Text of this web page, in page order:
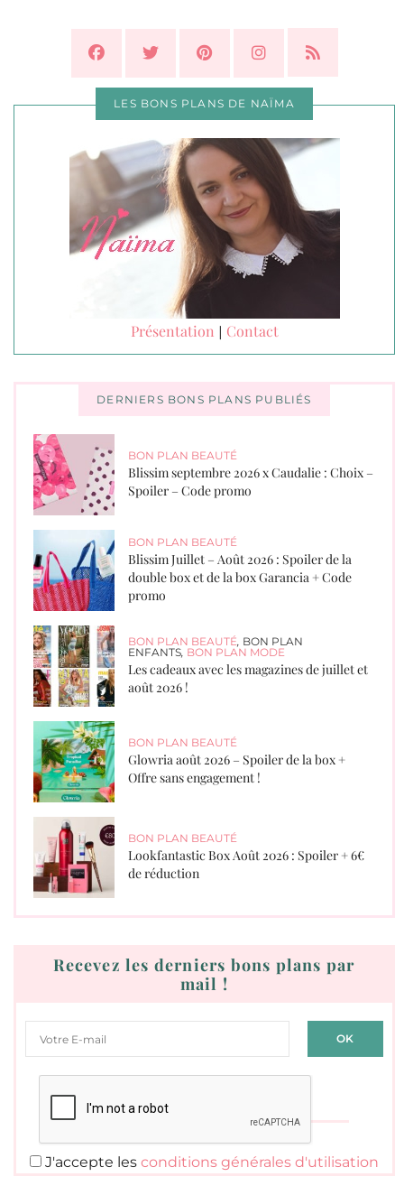
LES BONS PLANS DE NAÏMA
Présentation | Contact
DERNIERS BONS PLANS PUBLIÉS
BON PLAN BEAUTÉ
Blissim septembre 2026 x Caudalie : Choix –
Spoiler – Code promo
BON PLAN BEAUTÉ
Blissim Juillet – Août 2026 : Spoiler de la
double box et de la box Garancia + Code
promo
BON PLAN BEAUTÉ BON PLAN
ENFANTS BON PLAN MODE
Les cadeaux avec les magazines de juillet et
août 2026 !
BON PLAN BEAUTÉ
Glowria août 2026 – Spoiler de la box +
Offre sans engagement !
BON PLAN BEAUTÉ
Lookfantastic Box Août 2026 : Spoiler + 6€
de réduction
Recevez les derniers bons plans par
mail !
J'accepte les conditions générales d'utilisation